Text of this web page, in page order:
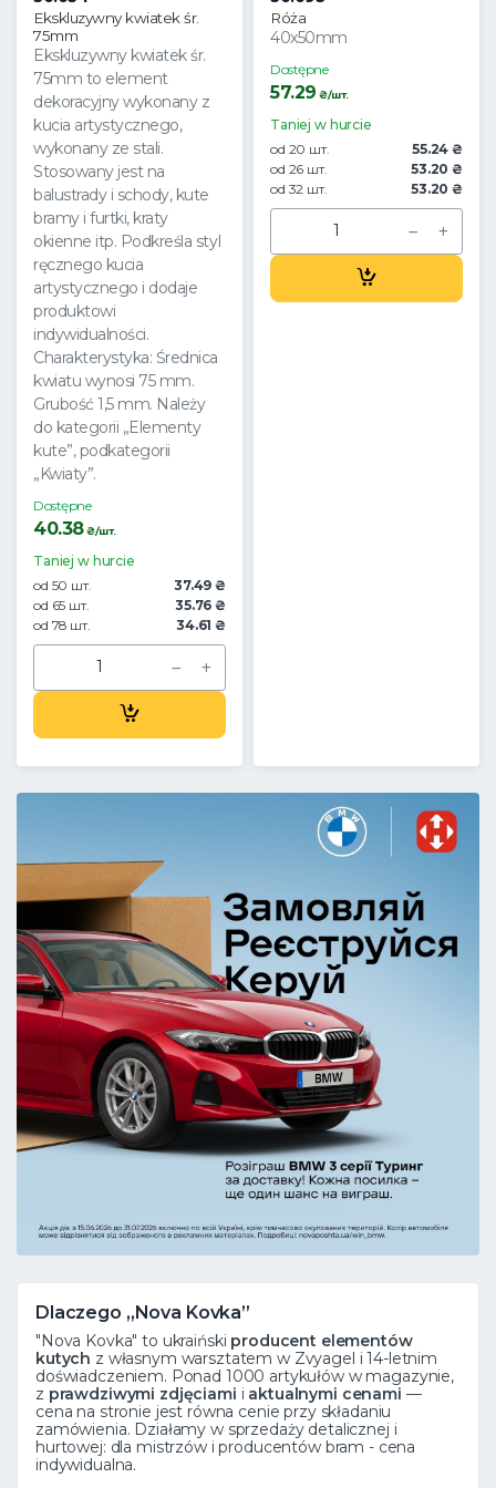
Ekskluzywny kwiatek śr.
75mm
Ekskluzywny kwiatek śr.
75mm to element
dekoracyjny wykonany z
kucia artystycznego,
wykonany ze stali.
Stosowany jest na
balustrady i schody, kute
bramy i furtki, kraty
okienne itp. Podkreśla styl
ręcznego kucia
artystycznego i dodaje
produktowi
indywidualności.
Charakterystyka: Średnica
kwiatu wynosi 75 mm.
Grubość 1,5 mm. Należy
do kategorii „Elementy
kute”, podkategorii
„Kwiaty”.
Dostępne
40.38₴/шт.
Taniej w hurcie
od 50 шт.
37.49 ₴
od 65 шт.
35.76 ₴
od 78 шт.
34.61 ₴
Róża
40x50mm
Dostępne
57.29 ₴/шт.
Taniej w hurcie
od 20 шт.
55.24 ₴
od 26 шт.
53.20 ₴
od 32 шт.
53.20 ₴
Dlaczego „Nova Kovka”
"Nova Kovka" to ukraiński producent elementów
kutych z własnym warsztatem w Zvyagel i 14-letnim
doświadczeniem. Ponad 1000 artykułów w magazynie,
z prawdziwymi zdjęciami i aktualnymi cenami —
cena na stronie jest równa cenie przy składaniu
zamówienia. Działamy w sprzedaży detalicznej i
hurtowej: dla mistrzów i producentów bram - cena
indywidualna.